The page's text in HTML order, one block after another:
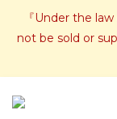
『Under the
not be sold or